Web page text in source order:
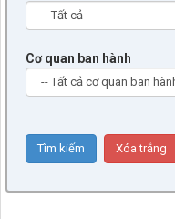
Cơ quan ban hành